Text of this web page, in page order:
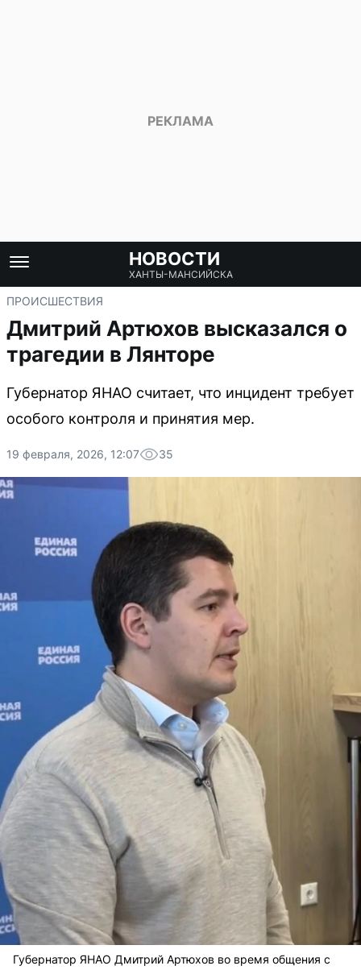
НОВОСТИ
ХАНТЫ-МАНСИЙСКА
ПРОИСШЕСТВИЯ
Дмитрий Артюхов высказался о
трагедии в Лянторе
Губернатор ЯНАО считает, что инцидент требует
особого контроля и принятия мер.
19 февраля, 2026, 12:07 35
Губернатор ЯНАО Дмитрий Артюхов во время общения с